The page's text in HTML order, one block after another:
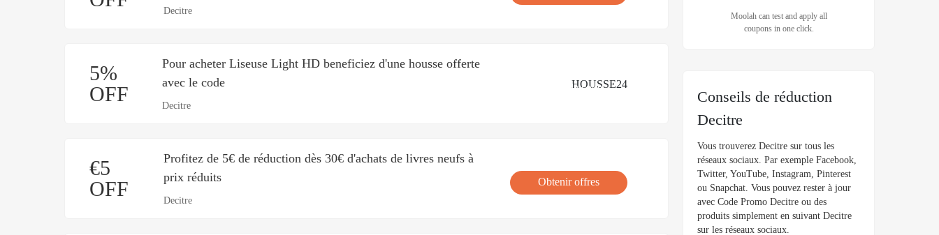
Decitre
5%
OFF
Pour acheter Liseuse Light HD beneficiez d'une housse offerte
avec le code
Decitre
HOUSSE24
Obtenir le code
€5
OFF
Profitez de 5€ de réduction dès 30€ d'achats de livres neufs à
prix réduits
Decitre
Obtenir offres
Moolah can test and apply all
coupons in one click.
Conseils de réduction
Decitre
Vous trouverez Decitre sur tous les
réseaux sociaux. Par exemple Facebook,
Twitter, YouTube, Instagram, Pinterest
ou Snapchat. Vous pouvez rester à jour
avec Code Promo Decitre ou des
produits simplement en suivant Decitre
sur les réseaux sociaux.